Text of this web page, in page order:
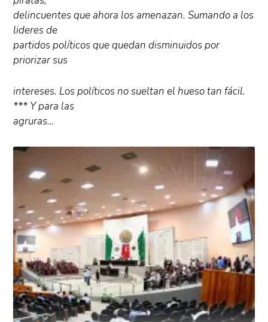
delincuentes que ahora los amenazan. Sumando a los
lideres de
partidos políticos que quedan disminuidos por
priorizar sus
intereses. Los políticos no sueltan el hueso tan fácil.
*** Y para las
agruras…